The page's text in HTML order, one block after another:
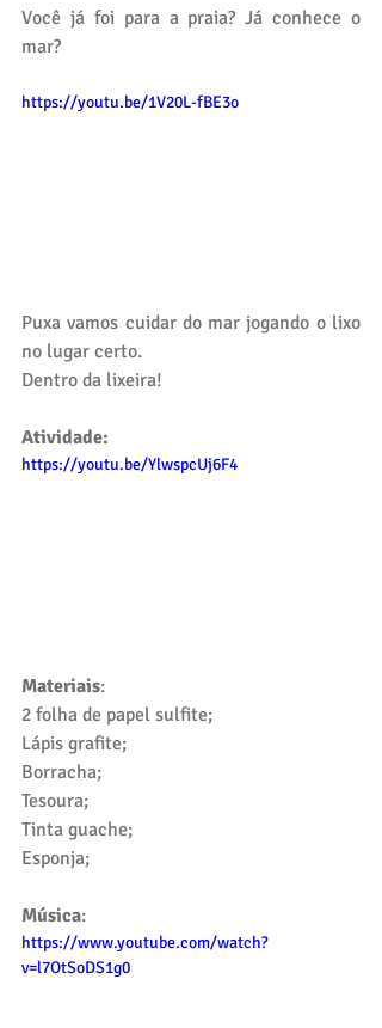
Você já foi para a praia? Já conhece o
mar?
https://youtu.be/1V20L-fBE3o
Puxa vamos cuidar do mar jogando o lixo
no lugar certo.
Dentro da lixeira!
Atividade:
https://youtu.be/YlwspcUj6F4
Materiais:
2 folha de papel sulfite;
Lápis grafite;
Borracha;
Tesoura;
Tinta guache;
Esponja;
Música:
https://www.youtube.com/watch?
v=l7OtSoDS1g0